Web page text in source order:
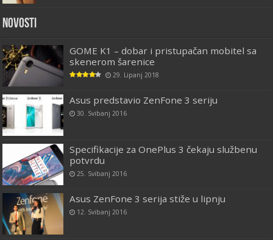
Novosti
GOME K1 – dobar i pristupačan mobitel sa
skenerom šarenice
29. Lipanj 2018
Asus predstavio ZenFone 3 seriju
30. Svibanj 2016
Specifikacije za OnePlus 3 čekaju službenu
potvrdu
25. Svibanj 2016
Asus ZenFone 3 serija stiže u lipnju
12. Svibanj 2016